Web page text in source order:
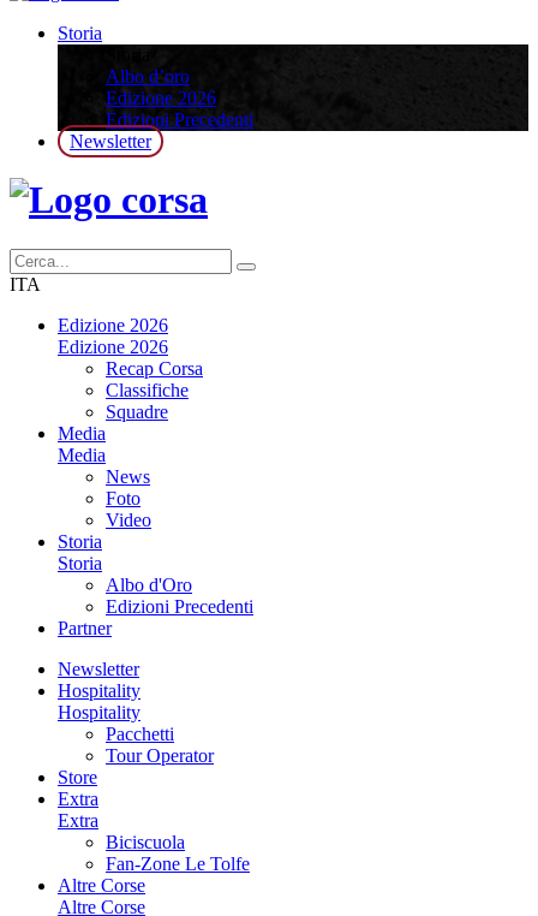
Storia
Albo d’oro
Edizione 2026
Edizioni Precedenti
Newsletter
ITA
Edizione 2026
Edizione 2026
Recap Corsa
Classifiche
Squadre
Media
Media
News
Foto
Video
Storia
Storia
Albo d'Oro
Edizioni Precedenti
Partner
Newsletter
Hospitality
Hospitality
Pacchetti
Tour Operator
Store
Extra
Extra
Biciscuola
Fan-Zone Le Tolfe
Altre Corse
Altre Corse